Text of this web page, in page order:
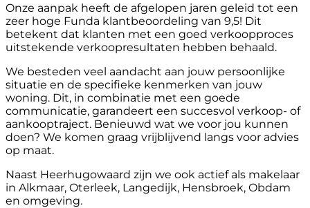
Onze aanpak heeft de afgelopen jaren geleid tot een
zeer hoge Funda klantbeoordeling van 9,5! Dit
betekent dat klanten met een goed verkoopproces
uitstekende verkoopresultaten hebben behaald.
We besteden veel aandacht aan jouw persoonlijke
situatie en de specifieke kenmerken van jouw
woning. Dit, in combinatie met een goede
communicatie, garandeert een succesvol verkoop- of
aankooptraject. Benieuwd wat we voor jou kunnen
doen? We komen graag vrijblijvend langs voor advies
op maat.
Naast Heerhugowaard zijn we ook actief als makelaar
in Alkmaar, Oterleek, Langedijk, Hensbroek, Obdam
en omgeving.